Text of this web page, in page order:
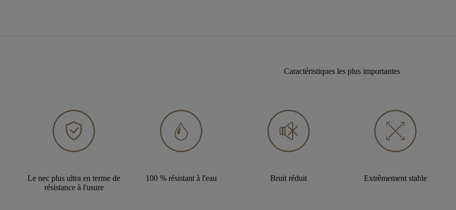
Caractéristiques les plus importantes
Le nec plus ultra en terme de
résistance à l'usure
100 % résistant à l'eau Bruit réduit Extrêmement stable